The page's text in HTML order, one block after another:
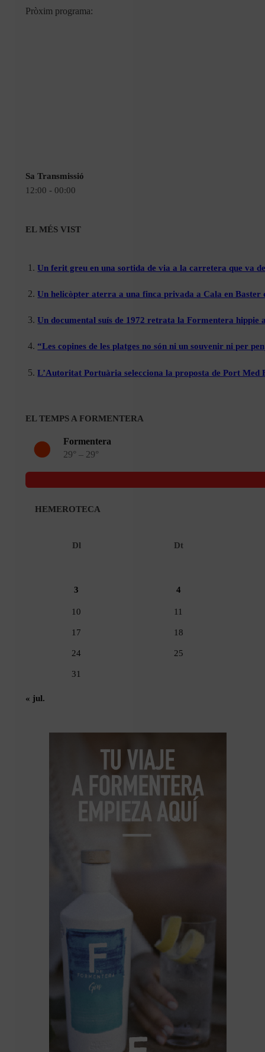
Pròxim programa:
Sa Transmissió
12:00 - 00:00
EL MÉS VIST
Un ferit greu en una sortida de via a la carretera que va
Un helicòpter aterra a una finca privada a Cala en
Un documental suís de 1972 retrata la Formentera
“Les copines de les platges no són ni un souvenir ni per
L’Autoritat Portuària selecciona la proposta de Port
EL TEMPS A FORMENTERA
Formentera
29° – 29°
HEMEROTECA
Dl Dt
3 4
10 11
17 18
24 25
31
« jul.